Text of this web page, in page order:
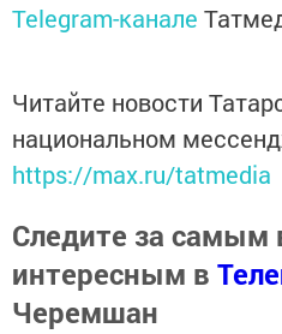
Telegram-канале
Читайте новости
национальном
https://max.ru/tatmedia
Следите за
интересным в
Черемшан